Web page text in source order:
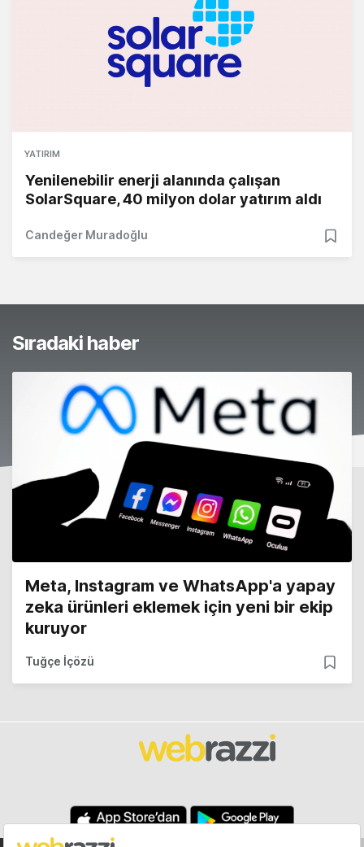
YATIRIM
Yenilenebilir enerji alanında çalışan
SolarSquare, 40 milyon dolar yatırım aldı
Candeğer Muradoğlu
Sıradaki haber
Meta, Instagram ve WhatsApp'a yapay
zeka ürünleri eklemek için yeni bir ekip
kuruyor
Tuğçe İçözü